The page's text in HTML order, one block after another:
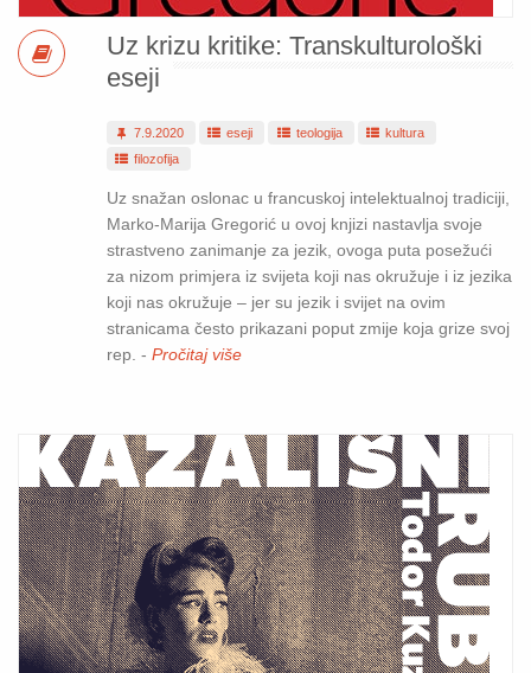
Uz krizu kritike: Transkulturološki
eseji
7.9.2020 eseji teologija
kultura
filozofija
Uz snažan oslonac u francuskoj intelektualnoj tradiciji,
Marko-Marija Gregorić u ovoj knjizi nastavlja svoje
strastveno zanimanje za jezik, ovoga puta posežući
za nizom primjera iz svijeta koji nas okružuje i iz jezika
koji nas okružuje – jer su jezik i svijet na ovim
stranicama često prikazani poput zmije koja grize svoj
rep. - Pročitaj više